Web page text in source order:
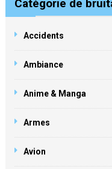
Catégorie de
Accidents
Ambiance
Anime & Manga
Armes
Avion